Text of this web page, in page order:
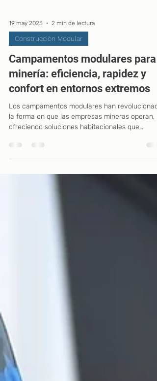
19 may 2025 2 min de lectura
Construcción Modular
Campamentos modulares para
minería: eficiencia, rapidez y
confort en entornos extremos
Los campamentos modulares han
ofreciendo soluciones habitacionales que